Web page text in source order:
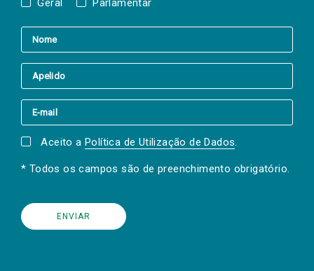
Geral Parlamentar
Aceito a Política de Utilização de Dados.
* Todos os campos são de preenchimento obrigatório.